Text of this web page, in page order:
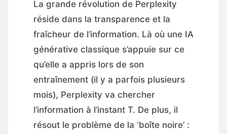
La grande révolution de Perplexity
réside dans la transparence et la
fraîcheur de l’information. Là où une IA
générative classique s’appuie sur ce
qu’elle a appris lors de son
entraînement (il y a parfois plusieurs
mois), Perplexity va chercher
l’information à l’instant T. De plus, il
résout le problème de la ‘boîte noire’ :